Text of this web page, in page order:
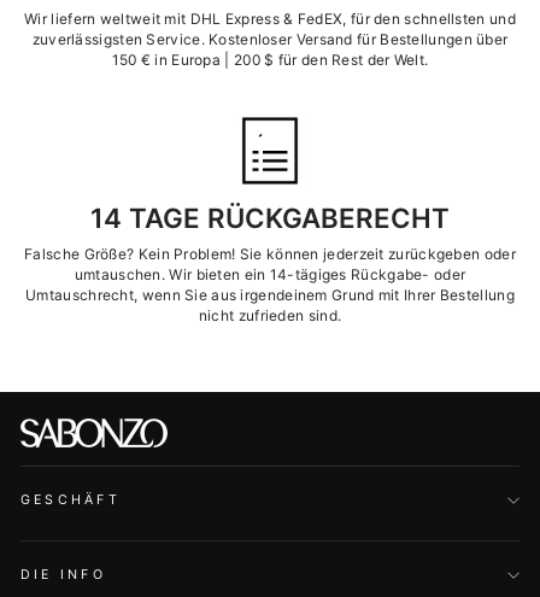
Wir liefern weltweit mit DHL Express & FedEX, für den schnellsten und
zuverlässigsten Service. Kostenloser Versand für Bestellungen über
150 € in Europa | 200 $ für den Rest der Welt.
14 TAGE RÜCKGABERECHT
Falsche Größe? Kein Problem! Sie können jederzeit zurückgeben oder
umtauschen. Wir bieten ein 14-tägiges Rückgabe- oder
Umtauschrecht, wenn Sie aus irgendeinem Grund mit Ihrer Bestellung
nicht zufrieden sind.
GESCHÄFT
DIE INFO